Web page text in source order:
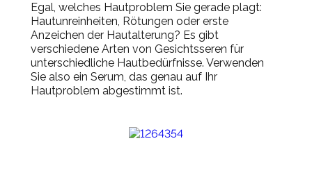
Egal, welches Hautproblem Sie gerade plagt:
Hautunreinheiten, Rötungen oder erste
Anzeichen der Hautalterung? Es gibt
verschiedene Arten von Gesichtsseren für
unterschiedliche Hautbedürfnisse. Verwenden
Sie also ein Serum, das genau auf Ihr
Hautproblem abgestimmt ist.